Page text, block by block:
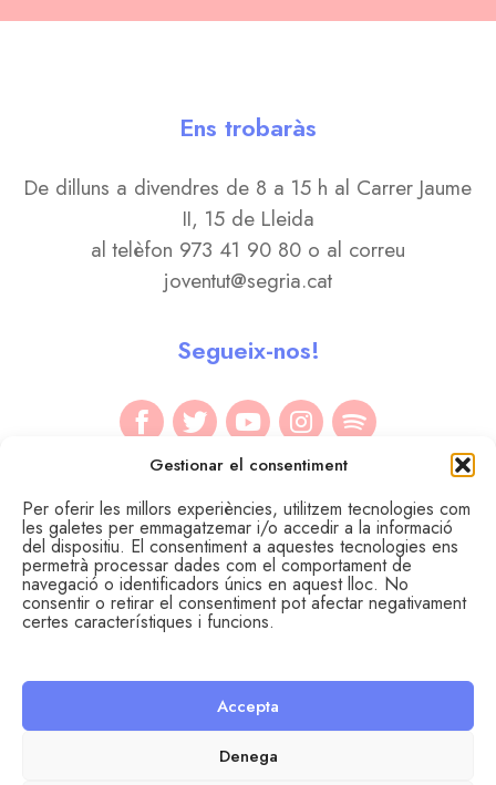
Gestionar el consentiment
Per oferir les millors experiències, utilitzem tecnologies com
les galetes per emmagatzemar i/o accedir a la informació
del dispositiu. El consentiment a aquestes tecnologies ens
permetrà processar dades com el comportament de
navegació o identificadors únics en aquest lloc. No
consentir o retirar el consentiment pot afectar negativament
certes característiques i funcions.
Accepta
Denega
Ens trobaràs
De dilluns a divendres de 8 a 15 h al Carrer Jaume
II, 15 de Lleida
al telèfon 973 41 90 80 o al correu
joventut@segria.cat
Segueix-nos!
© Àrea de Joventut del Consell Comarcal del Segrià.
Política de cookies